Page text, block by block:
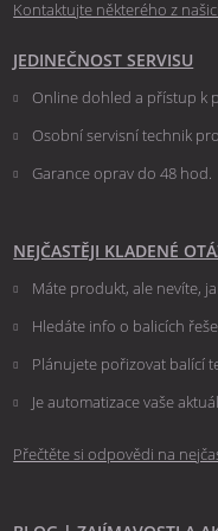
Kontaktujte některého z
JEDINEČNOST SERVISU
Online dohled a přístup k
Osobní servisní technik
Garance oprav do 48 hod.
NEJČASTĚJI KLADENÉ
Máte produkt, ale nevíte,
Hledáte info o balicích
Plánujete pořizovat balící
Je automatizace vaše
Přečtěte si odpovědi na